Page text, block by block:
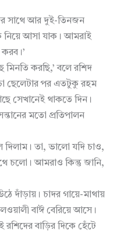
সাথে আর দুই-তিনজন
নিয়ে আসা যাক। আমরাই
করব।’
করছি,’ বলে রশিদ
ছেলেটার পর এতটুকু রহম
সেখানেই থাকতে দিন।
মতো প্রতিপালন
দিলাম। তা, ভালো যদি চাও,
চলো। আমরাও কিন্তু জানি,
দাঁড়ায়। চাদর গায়ে-মাথায়
বাঈ বেরিয়ে আসে।
বাড়ির দিকে হেঁটে